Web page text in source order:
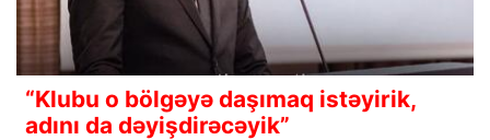
“Klubu o bölgəyə daşımaq istəyirik,
adını da dəyişdirəcəyik”